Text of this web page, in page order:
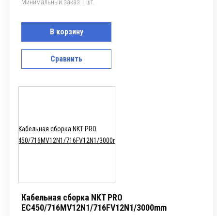
Минимальный заказ 1 шт.
В корзину
Сравнить
Кабельная сборка NKT PRO
EC450/716MV12N1/716FV12N1/3000mm